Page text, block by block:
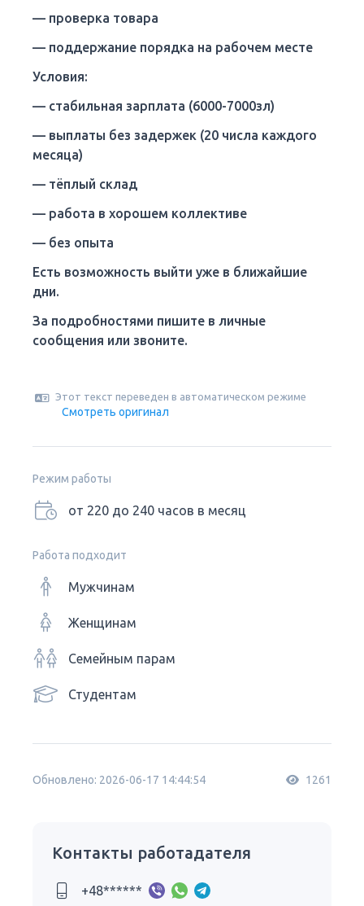
— проверка товара
— поддержание порядка на рабочем месте
Условия:
— стабильная зарплата (6000-7000зл)
— выплаты без задержек (20 числа каждого
месяца)
— тёплый склад
— работа в хорошем коллективе
— без опыта
Есть возможность выйти уже в ближайшие
дни.
За подробностями пишите в личные
сообщения или звоните.
Этот текст переведен в автоматическом режиме
Смотреть оригинал
Режим работы
от 220 до 240 часов в месяц
Работа подходит
Мужчинам
Женщинам
Семейным парам
Студентам
Обновлено: 2026-06-17 14:44:54 1261
Контакты работадателя
+48******